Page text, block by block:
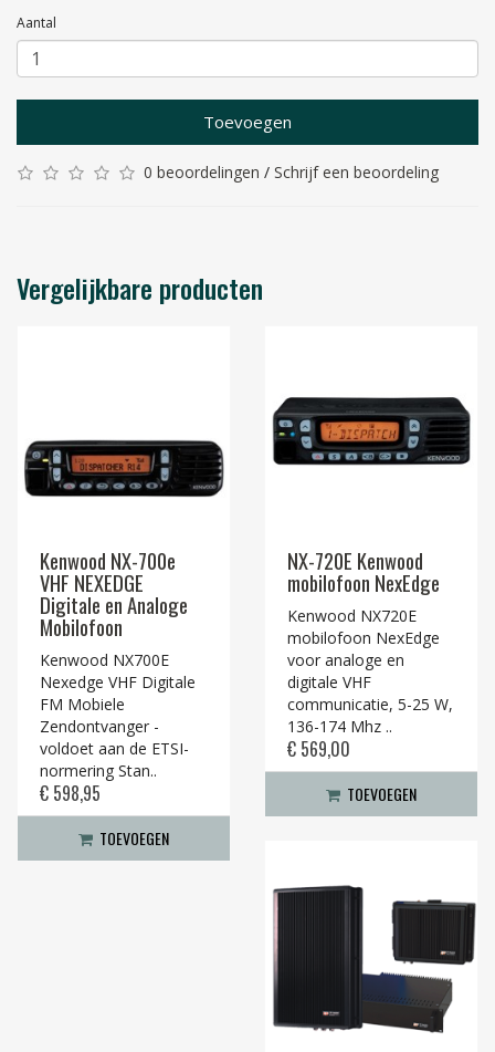
Aantal
Toevoegen
0 beoordelingen / Schrijf een beoordeling
Vergelijkbare producten
Kenwood NX-700e
VHF NEXEDGE
Digitale en Analoge
Mobilofoon
Kenwood NX700E
Nexedge VHF Digitale
FM Mobiele
Zendontvanger -
voldoet aan de ETSI-
normering Stan..
€ 598,95
TOEVOEGEN
NX-720E Kenwood
mobilofoon NexEdge
Kenwood NX720E
mobilofoon NexEdge
voor analoge en
digitale VHF
communicatie, 5-25 W,
136-174 Mhz ..
€ 569,00
TOEVOEGEN